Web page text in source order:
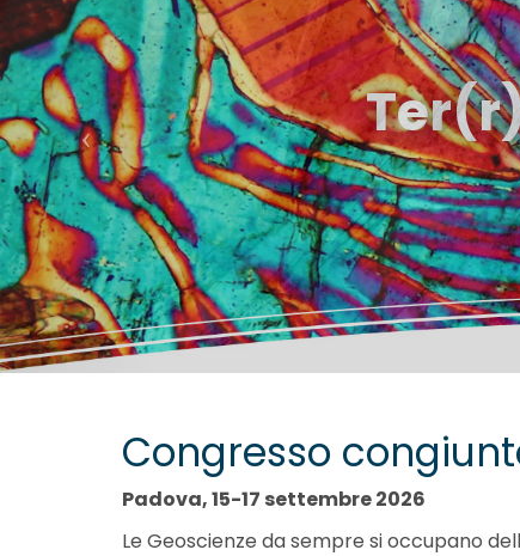
Congresso
Padova, 15-17 settembre 2026
Le Geoscienze da sempre si occupano